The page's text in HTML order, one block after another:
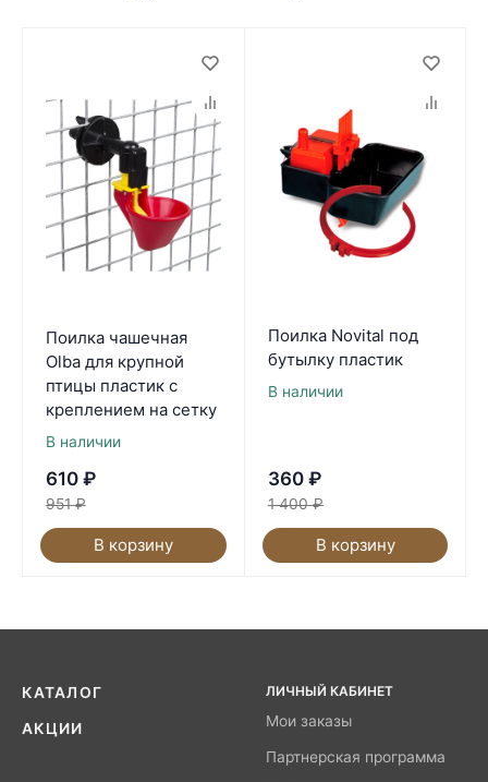
Поилка чашечная
Olba для крупной
птицы пластик с
креплением на сетку
В наличии
610 ₽
951 ₽
В корзину
Поилка Novital под
бутылку пластик
В наличии
360 ₽
1 400 ₽
В корзину
КАТАЛОГ
АКЦИИ
ЛИЧНЫЙ КАБИНЕТ
Мои заказы
Партнерская программа